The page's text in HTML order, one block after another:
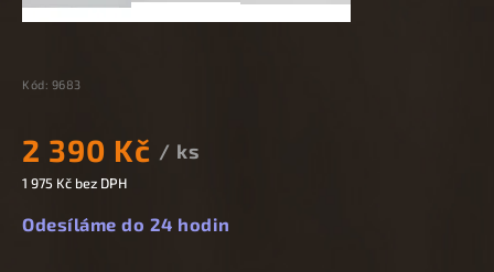
Kód: 9683
2 390 Kč / ks
1 975 Kč bez DPH
Odesíláme do 24 hodin